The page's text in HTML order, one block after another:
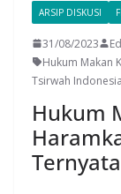
ARSIP DISKUSI
31/08/2023
Hukum Makan
Tsirwah Indonesia
Hukum